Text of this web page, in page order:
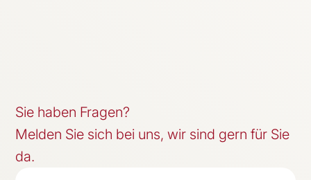
Sie haben Fragen?
Melden Sie sich bei uns, wir sind gern für Sie
da.